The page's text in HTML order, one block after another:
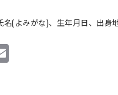
(よみがな)、生年月日、出